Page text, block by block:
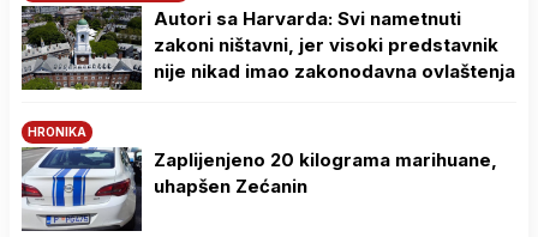
Autori sa Harvarda: Svi nametnuti
zakoni ništavni, jer visoki predstavnik
nije nikad imao zakonodavna ovlaštenja
HRONIKA
Zaplijenjeno 20 kilograma marihuane,
uhapšen Zećanin